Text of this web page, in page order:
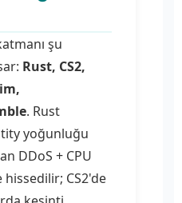
şu
Rust, CS2,
. Rust
yoğunluğu
DDoS + CPU
CS2'de